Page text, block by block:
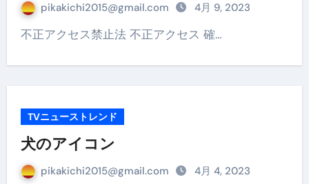
pikakichi2015@gmail.com 4月 9, 2023
不正アクセス禁止法 不正アクセス 確…
TVニューストレンド
犬のアイコン
pikakichi2015@gmail.com 4月 4, 2023